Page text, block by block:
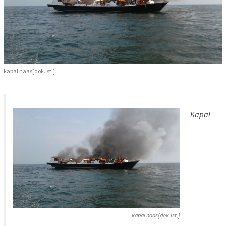
kapal naas[dok.ist,]
kapal naas[dok.ist,]
Kapal